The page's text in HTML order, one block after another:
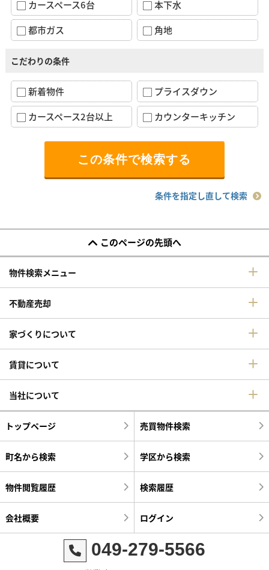
カースペース6台
本下水
都市ガス
角地
こだわりの条件
新着物件
プライスダウン
カースペース2台以上
カウンターキッチン
条件を指定し直して検索
このページの先頭へ
物件検索メニュー
不動産売却
家づくりについて
賃貸について
当社について
トップページ 売買物件検索
町名から検索 学区から検索
物件閲覧履歴 検索履歴
会社概要 ログイン
049-279-5566